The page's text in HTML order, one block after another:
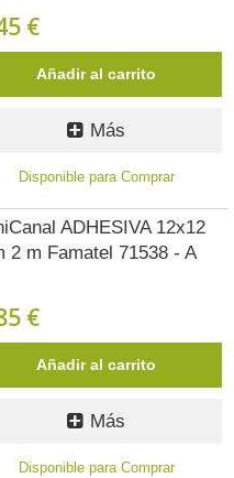
€
Añadir al carrito
Más
Disponible para Comprar
ADHESIVA 12x12
2 m Famatel 71538 - A
€
Añadir al carrito
Más
Disponible para Comprar